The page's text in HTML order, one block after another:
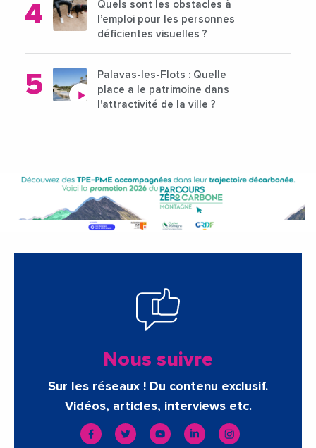
Quels sont les obstacles à
l’emploi pour les personnes
déficientes visuelles ?
Palavas-les-Flots : Quelle
place a le patrimoine dans
l'attractivité de la ville ?
Nous suivre
Sur les réseaux ! Du contenu exclusif.
Vidéos, articles, interviews etc.